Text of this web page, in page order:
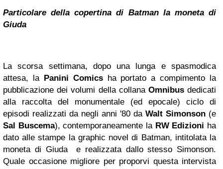
Particolare della copertina di Batmanla moneta di
Giuda
La scorsa settimana, dopo una lunga e spasmodica
attesa, la Panini Comicsha portato a compimento la
pubblicazione dei volumi della collana Omnibusdedicati
alla raccolta del monumentale (ed epocale) ciclo di
episodi realizzati da negli anni '80 da Walt Simonson (e
Sal Buscema), contemporaneamente la RW Edizioni ha
dato alle stampe la graphic novel di Batman, intitolata la
moneta di Giuda e realizzata dallo stesso Simonson.
Quale occasione migliore per proporvi questa intervista